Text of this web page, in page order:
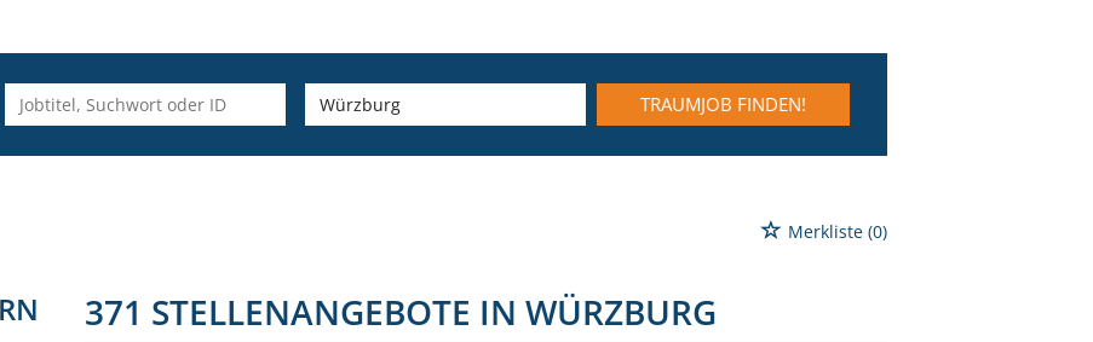
TRAUMJOB FINDEN!
Merkliste (0)
371 STELLENANGEBOTE IN WÜRZBURG